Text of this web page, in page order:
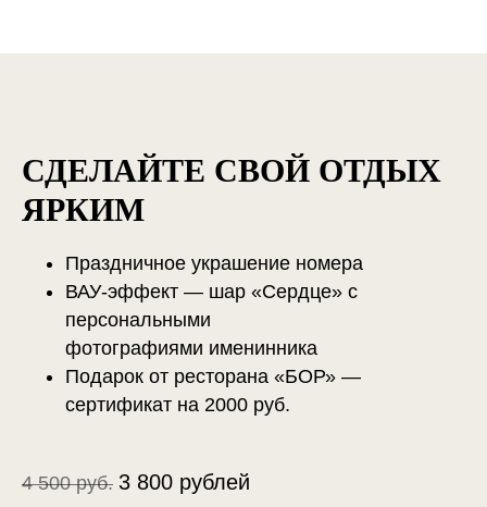
СДЕЛАЙТЕ СВОЙ ОТДЫХ
ЯРКИМ
Праздничное украшение номера
ВАУ-эффект — шар «Сердце» с
персональными
фотографиями именинника
Подарок от ресторана «БОР» —
сертификат на 2000 руб.
4 500 руб. 3 800 рублей